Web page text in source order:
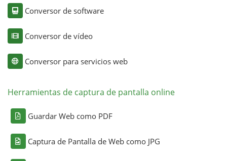
Conversor de software
Conversor de vídeo
Conversor para servicios web
Herramientas de captura de pantalla online
Guardar Web como PDF
Captura de Pantalla de Web como JPG